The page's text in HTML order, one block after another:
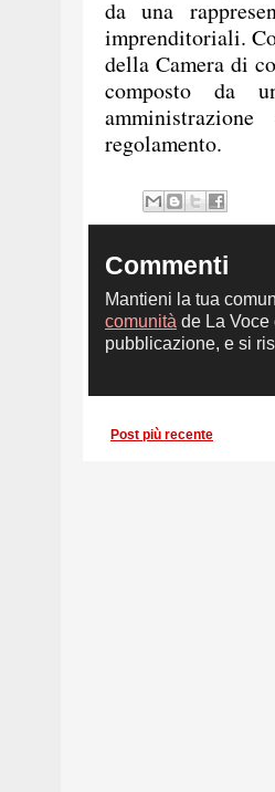
da una
imprenditoriali.
della Camera di
composto da
regolamento.
Commenti
Mantieni la tua
comunità de La Voce
pubblicazione, e si
Post più recente